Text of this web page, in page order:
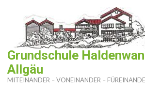
springen
(Enter
drücken)
Grundschule
Allgäu
MITEINANDER – VONEINANDER –